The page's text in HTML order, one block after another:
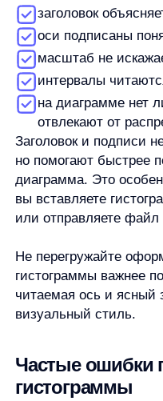
гистограмма может
не ясно, какие
Путаница с полосами
видеть полосы прямо в
не диаграмма, а
Эти проверки не
проблема в выбранном
визуализации или
Как сделать
в ячейках
Если вам нужны не
а полосы прямо внутри
связан с Data Bars —
Полосы данных
значения внутри таблицы:
большие и маленькие
диаграммы.
Общий порядок такой: